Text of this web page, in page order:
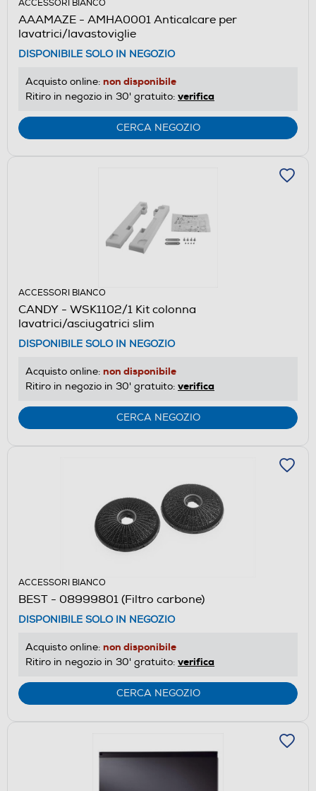
ACCESSORI BIANCO
AAAMAZE - AMHA0001 Anticalcare per
lavatrici/lavastoviglie
DISPONIBILE SOLO IN NEGOZIO
Acquisto online: non disponibile
Ritiro in negozio in 30' gratuito: verifica
CERCA NEGOZIO
ACCESSORI BIANCO
CANDY - WSK1102/1 Kit colonna
lavatrici/asciugatrici slim
DISPONIBILE SOLO IN NEGOZIO
Acquisto online: non disponibile
Ritiro in negozio in 30' gratuito: verifica
CERCA NEGOZIO
ACCESSORI BIANCO
BEST - 08999801 (Filtro carbone)
DISPONIBILE SOLO IN NEGOZIO
Acquisto online: non disponibile
Ritiro in negozio in 30' gratuito: verifica
CERCA NEGOZIO